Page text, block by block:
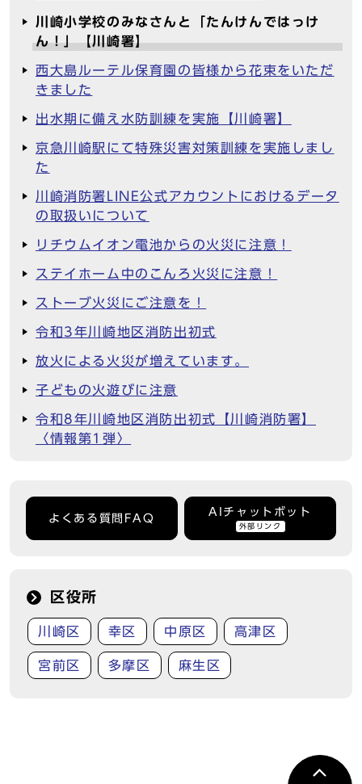
川崎小学校のみなさんと「たんけんではっけ
ん！」【川崎署】
西大島ルーテル保育園の皆様から花束をいただ
きました
出水期に備え水防訓練を実施【川崎署】
京急川崎駅にて特殊災害対策訓練を実施しまし
た
川崎消防署LINE公式アカウントにおけるデータ
の取扱いについて
リチウムイオン電池からの火災に注意！
ステイホーム中のこんろ火災に注意！
ストーブ火災にご注意を！
令和3年川崎地区消防出初式
放火による火災が増えています。
子どもの火遊びに注意
令和8年川崎地区消防出初式【川崎消防署】
〈情報第1弾〉
よくある質問FAQ
AIチャットボット
外部リンク
区役所
川崎区 幸区 中原区 高津区
宮前区 多摩区 麻生区